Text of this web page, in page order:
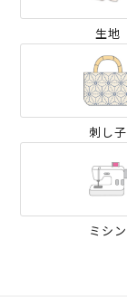
生地
刺し子
ミシン